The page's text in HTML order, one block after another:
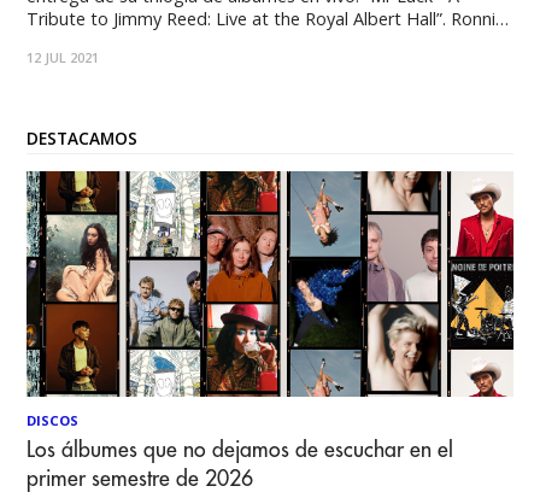
Tribute to Jimmy Reed: Live at the Royal Albert Hall”. Ronnie
“Ghost of a Man”. Una
12 JUL 2021
DESTACAMOS
DISCOS
Los álbumes que no dejamos de escuchar en el
primer semestre de 2026